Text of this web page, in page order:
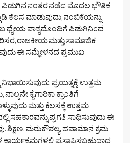
ಪಿಡುಗಿನ ನಂತರ ನಡೆದ ಮೊದಲ ಭೌತಿಕ
ಕೆಲಸ ಮಾಡುವುದು, ನಂಬಿಕೆಯನ್ನು
ಧ್ಯೇಯ ವಾಕ್ಯದೊಂದಿಗೆ ಪಿಡುಗಿನಿಂದ
ರಾಜಕೀಯ ಮತ್ತು ಸಾಮಾಜಿಕ
ಈ ಸಮ್ಮೇಳನದ ಪ್ರಮುಖ
ನಿಭಾಯಿಸುವುದು, ಪ್ರಯತ್ನಕ್ಕೆ ಉತ್ತಮ
ಕೈಗಾರಿಕಾ ಕ್ರಾಂತಿಗೆ
ಮತ್ತು ಕೆಲಸಕ್ಕೆ ಉತ್ತಮ
ಸಹಕಾರವನ್ನು ಪ್ರಗತಿ ಸಾಧಿಸುವುದು ಈ
ಶಿಕ್ಷಣ, ಮರುಕೌಶಲ್ಯ, ಹವಾಮಾನ ಕ್ರಮ
ಪ್ರಸ್ತಾಪಿಸಬಹುದಾದ